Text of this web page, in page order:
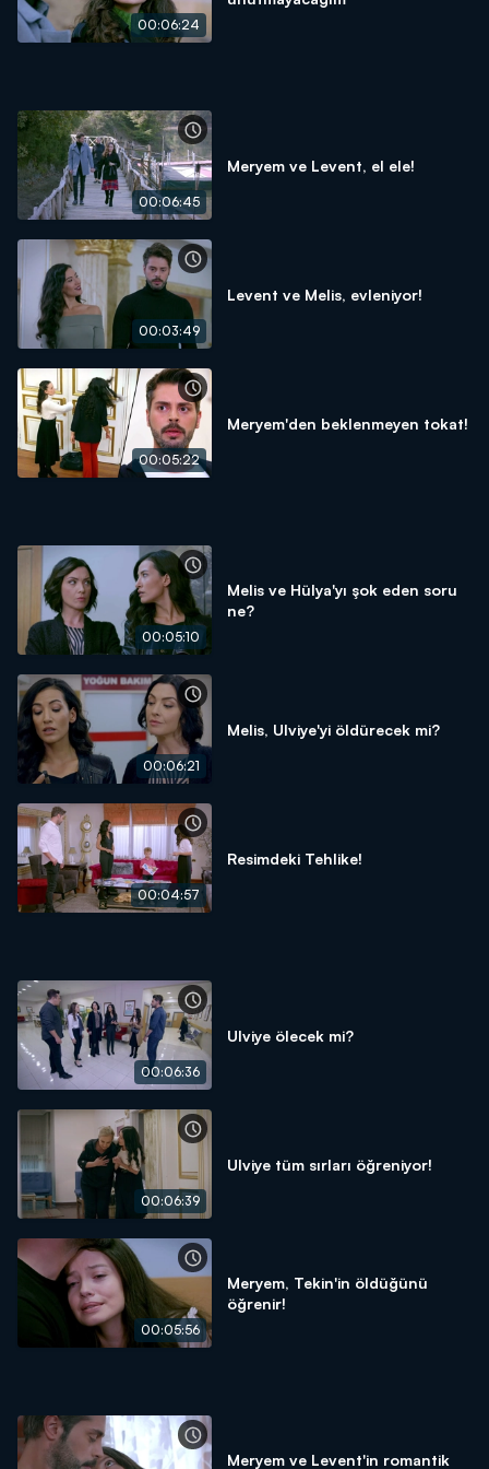
00:06:24
00:06:45
Meryem ve Levent, el ele!
00:03:49
Levent ve Melis, evleniyor!
00:05:22
Meryem'den beklenmeyen tokat!
00:05:10
Melis ve Hülya'yı şok eden soru
ne?
00:06:21
Melis, Ulviye'yi öldürecek mi?
00:04:57
Resimdeki Tehlike!
00:06:36
Ulviye ölecek mi?
00:06:39
Ulviye tüm sırları öğreniyor!
00:05:56
Meryem, Tekin'in öldüğünü
öğrenir!
Meryem ve Levent'in romantik